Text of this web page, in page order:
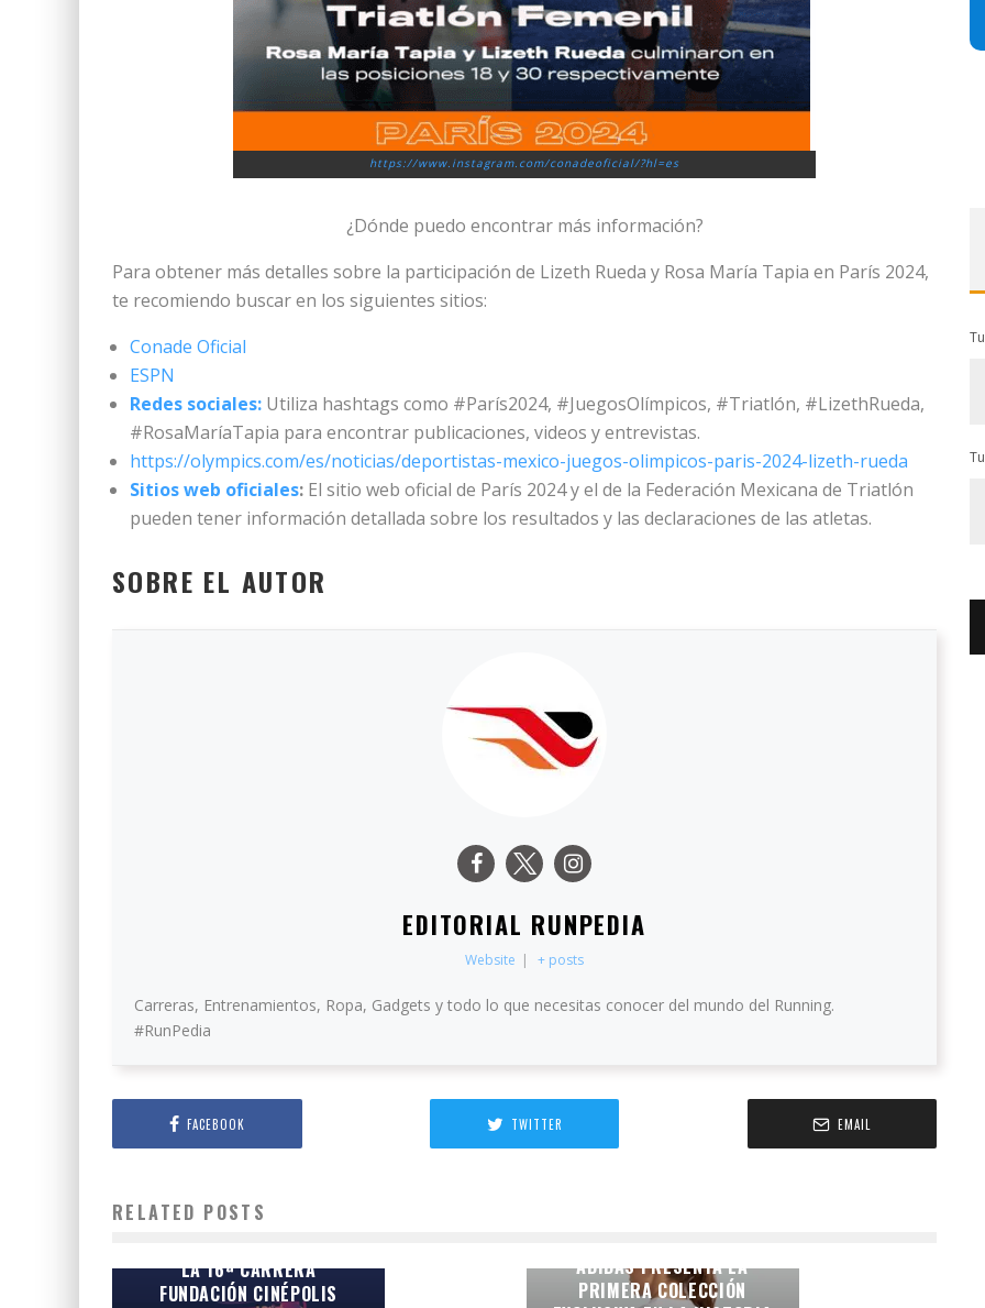
https://www.instagram.com/conadeoficial/?hl=es
¿Dónde puedo encontrar más información?
Para obtener más detalles sobre la participación de Lizeth Rueda y Rosa María Tapia en París 2024,
te recomiendo buscar en los siguientes sitios:
Conade Oficial
ESPN
Redes sociales: Utiliza hashtags como #París2024, #JuegosOlímpicos, #Triatlón, #LizethRueda,
#RosaMaríaTapia para encontrar publicaciones, videos y entrevistas.
https://olympics.com/es/noticias/deportistas-mexico-juegos-olimpicos-paris-2024-lizeth-rueda
Sitios web oficiales: El sitio web oficial de París 2024 y el de la Federación Mexicana de Triatlón
pueden tener información detallada sobre los resultados y las declaraciones de las atletas.
SOBRE EL AUTOR
EDITORIAL RUNPEDIA
Website | + posts
Carreras, Entrenamientos, Ropa, Gadgets y todo lo que necesitas conocer del mundo del Running.
#RunPedia
FACEBOOK TWITTER EMAIL
RELATED POSTS
¡INSCRIPCIONES ABIERTAS!
LA 16ª CARRERA
FUNDACIÓN CINÉPOLIS
ADIDAS PRESENTA LA
PRIMERA COLECCIÓN